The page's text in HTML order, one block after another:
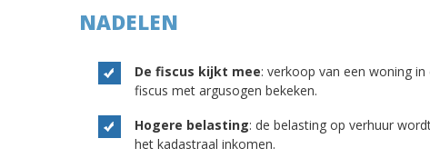
NADELEN
De fiscus kijkt mee: verkoop van een woning
fiscus met argusogen bekeken.
Hogere belasting: de belasting op verhuur
het kadastraal inkomen.